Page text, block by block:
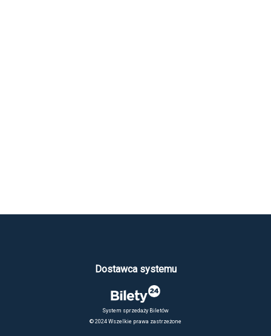
Dostawca systemu
System sprzedaży Biletów
© 2024 Wszelkie prawa zastrzeżone